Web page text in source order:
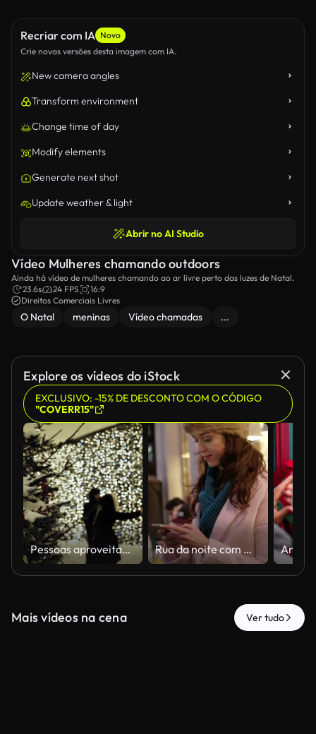
Recriar com IA Novo
Crie novas versões desta imagem com IA.
New camera angles
Transform environment
Change time of day
Modify elements
Generate next shot
Update weather & light
Abrir no AI Studio
Vídeo Mulheres chamando outdoors
Ainda há vídeo de mulheres chamando ao ar livre perto das luzes de Natal.
23.6s
24 FPS
16:9
Direitos Comerciais Livres
O Natal meninas Vídeo chamadas ...
Explore os vídeos do iStock
EXCLUSIVO: -15% DE DESCONTO COM O CÓDIGO
"COVERR15"
Pessoas aproveitando as férias de inverno caminhando perto de uma árvore de Natal nevada e luzes bokeh brilhantes Rua da noite com mensagens de texto vertical
Mais vídeos na cena Ver tudo